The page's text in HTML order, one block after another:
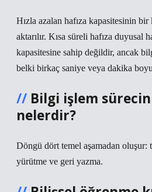
Hızla azalan hafıza kapasitesinin bir
aktarılır. Kısa süreli hafıza duyusal
kapasitesine sahip değildir, ancak
belki birkaç saniye veya dakika
Bilgi işlem
nelerdir?
Döngü dört temel aşamadan oluşur:
yürütme ve geri yazma.